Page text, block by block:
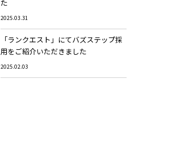
た
2025.03.31
「ランクエスト」にてバズステップ採
用をご紹介いただきました
2025.02.03